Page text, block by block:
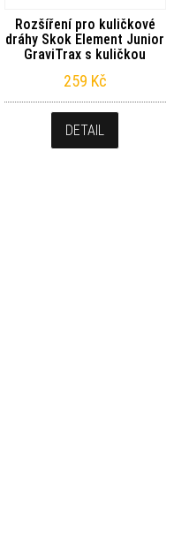
Rozšíření pro kuličkové
dráhy Skok Element Junior
GraviTrax s kuličkou
259 Kč
DETAIL